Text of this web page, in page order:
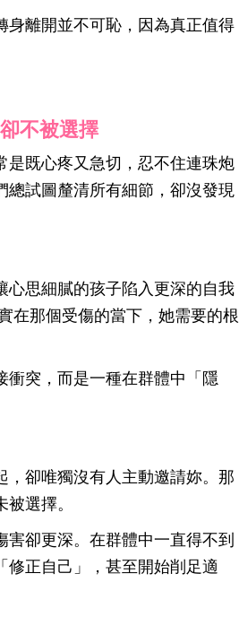
離開並不可恥， 因為真正值得
不被選擇
是既心疼又急切，忍不住連珠炮
總試圖釐清所有細節，卻沒發現
心思細膩的孩子陷入更深的自我
在那個受傷的當下，她需要的根
衝突，而是一種在群體中「隱
，卻唯獨沒有人主動邀請妳。那
選擇。
卻更深。在群體中一直得不到
修正自己」，甚至開始削足適